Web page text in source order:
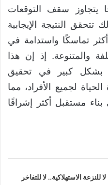
يتجاوز سقف التوقعات
تتحقق النتيجة الإيجابية
تماسكًا واستدامة في
والمتنوعة. إذ إن هذا
بشكل كبير في تحقيق
لجميع الأفراد، مما
مستقبل أكثر إشراقًا
للنزعة الاستهلاكية.. لا للتفاخر